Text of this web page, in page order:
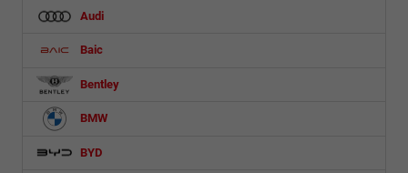
Audi
Baic
Bentley
BMW
BYD